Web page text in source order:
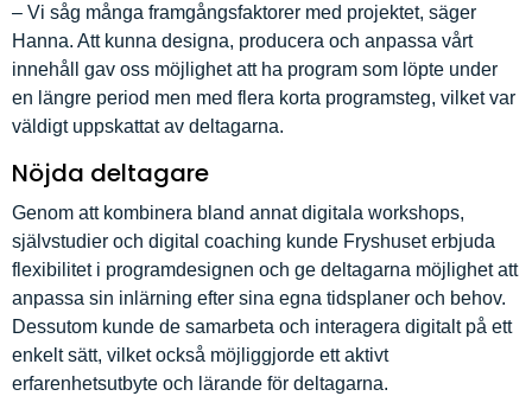
– Vi såg många framgångsfaktorer med projektet, säger
Hanna. Att kunna designa, producera och anpassa vårt
innehåll gav oss möjlighet att ha program som löpte under
en längre period men med flera korta programsteg, vilket var
väldigt uppskattat av deltagarna.
Nöjda deltagare
Genom att kombinera bland annat digitala workshops,
självstudier och digital coaching kunde Fryshuset erbjuda
flexibilitet i programdesignen och ge deltagarna möjlighet att
anpassa sin inlärning efter sina egna tidsplaner och behov.
Dessutom kunde de samarbeta och interagera digitalt på ett
enkelt sätt, vilket också möjliggjorde ett aktivt
erfarenhetsutbyte och lärande för deltagarna.